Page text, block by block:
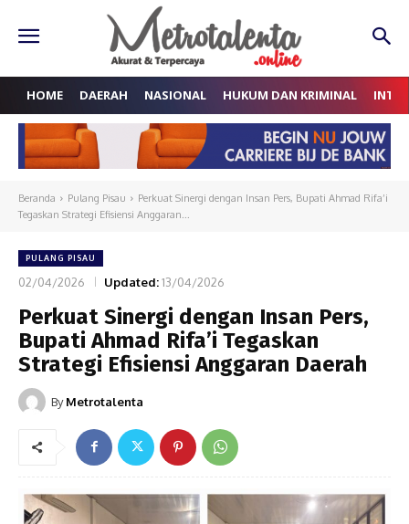
HOME DAERAH NASIONAL HUKUM DAN KRIMINAL
Beranda Pulang Pisau
Perkuat Sinergi dengan Insan Pers, Bupati Ahmad Rifa’i
Tegaskan Strategi Efisiensi Anggaran...
PULANG PISAU
02/04/2026 Updated:13/04/2026
Perkuat Sinergi dengan Insan Pers,
Bupati Ahmad Rifa’i Tegaskan
Strategi Efisiensi Anggaran Daerah
By Metrotalenta